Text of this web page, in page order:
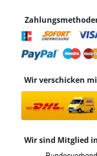
Wir verschicken
Wir sind Mitglied